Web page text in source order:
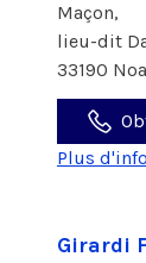
Maçon,
lieu-dit
33190
Plus
Girardi